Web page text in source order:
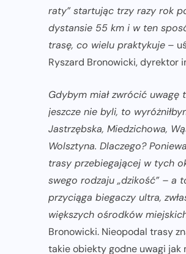
raty” startując trzy razy rok
dystansie 55 km i w ten
trasę, co wielu praktykuje –
Ryszard Bronowicki, dyrektor
Gdybym miał zwrócić uwagę
jeszcze nie byli, to
Jastrzębska, Miedzichowa,
Wolsztyna. Dlaczego?
trasy przebiegającej w tych
swego rodzaju „dzikość” – a
przyciąga biegaczy ultra,
większych ośrodków
Bronowicki. Nieopodal trasy
takie obiekty godne uwagi jak